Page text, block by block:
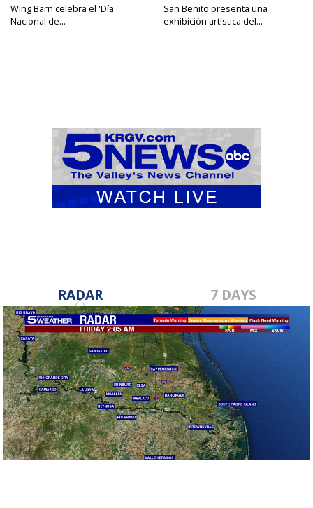
Wing Barn celebra el 'Día
Nacional de...
San Benito presenta una
exhibición artística del...
RADAR 7 DAYS